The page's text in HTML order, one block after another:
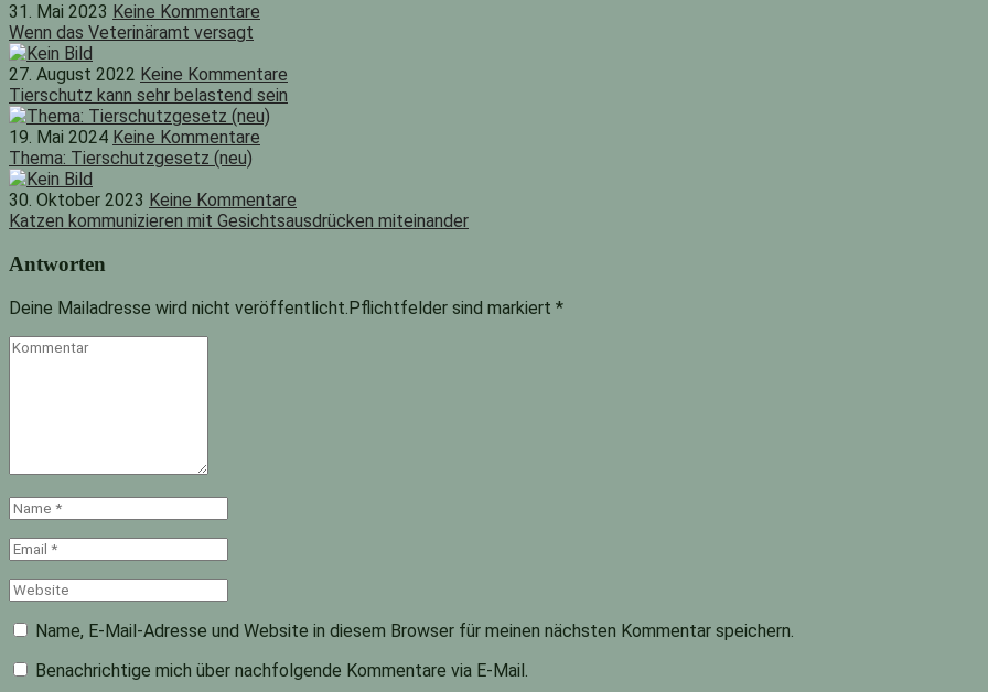
31. Mai 2023 Keine Kommentare
Wenn das Veterinäramt versagt
27. August 2022 Keine Kommentare
Tierschutz kann sehr belastend sein
19. Mai 2024 Keine Kommentare
Thema: Tierschutzgesetz (neu)
30. Oktober 2023 Keine Kommentare
Katzen kommunizieren mit Gesichtsausdrücken miteinander
Antworten
Deine Mailadresse wird nicht veröffentlicht.Pflichtfelder sind markiert *
Kommentar
Name
*
Email
*
Website
Name, E-Mail-Adresse und Website in diesem Browser für meinen nächsten Kommentar speichern.
Benachrichtige mich über nachfolgende Kommentare via E-Mail.